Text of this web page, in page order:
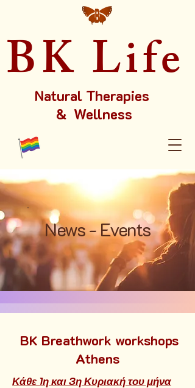
Natural Therapies
& Wellness
BK Life
News - Events
BK Breathwork workshops
Athens
Κάθε 1η και 3η Κυριακή του μήνα